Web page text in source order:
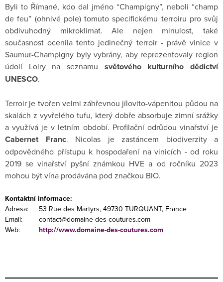
Byli to Římané, kdo dal jméno “Champigny”, neboli “champ
de feu” (ohnivé pole) tomuto specifickému terroiru pro svůj
obdivuhodný mikroklimat. Ale nejen minulost, také
současnost ocenila tento jedinečný terroir - právě vinice v
Saumur-Champigny byly vybrány, aby reprezentovaly region
údolí Loiry na seznamu světového kulturního dědictví
UNESCO.
Terroir je tvořen velmi záhřevnou jílovito-vápenitou půdou na
skalách z vyvřelého tufu, který dobře absorbuje zimní srážky
a využívá je v letním období. Profilační odrůdou vinařství je
Cabernet Franc. Nicolas je zastáncem biodiverzity a
odpovědného přístupu k hospodaření na vinicích - od roku
2019 se vinařství pyšní známkou HVE a od ročníku 2023
mohou být vína prodávána pod značkou BIO.
Kontaktní informace:
Adresa:
53 Rue des Martyrs, 49730 TURQUANT, France
Email:
contact@domaine-des-coutures.com
Web:
http://www.domaine-des-coutures.com